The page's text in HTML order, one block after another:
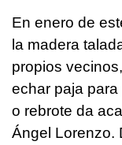
En enero de
la madera
propios
echar paja
o rebrote da
Ángel Lorenzo.